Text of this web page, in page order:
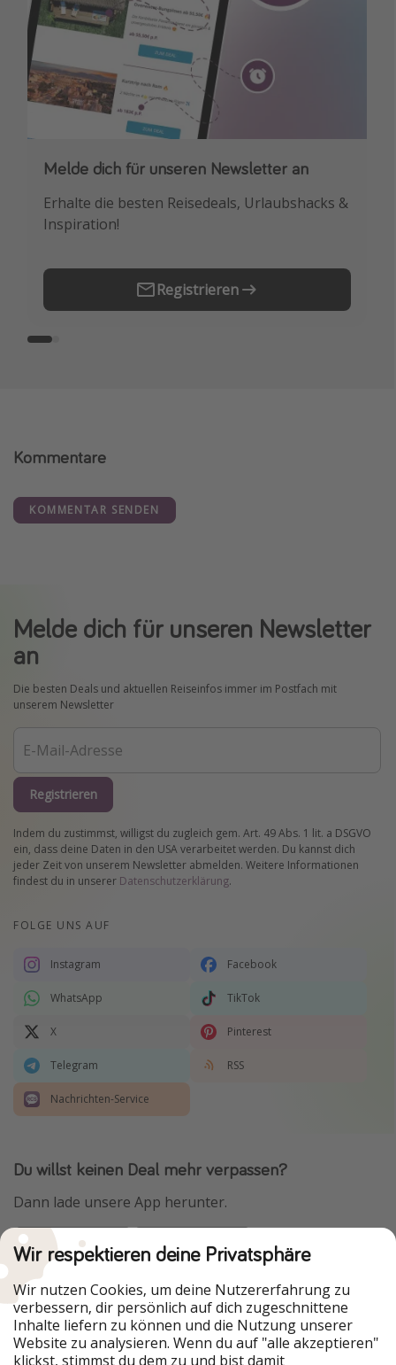
Melde dich für unseren Newsletter an
Erhalte die besten Reisedeals, Urlaubshacks &
Inspiration!
Registrieren
Downloade unsere App
Buche die besten Reiseschnäppchen als
Erstes.
Kommentare
KOMMENTAR SENDEN
Melde dich für unseren Newsletter
an
Die besten Deals und aktuellen Reiseinfos immer im Postfach mit
unserem Newsletter
Registrieren
Indem du zustimmst, willigst du zugleich gem. Art. 49 Abs. 1 lit. a DSGVO
ein, dass deine Daten in den USA verarbeitet werden. Du kannst dich
jeder Zeit von unserem Newsletter abmelden. Weitere Informationen
findest du in unserer Datenschutzerklärung.
FOLGE UNS AUF
Instagram Facebook
WhatsApp TikTok
X Pinterest
Telegram RSS
Nachrichten-Service
Du willst keinen Deal mehr verpassen?
Dann lade unsere App herunter.
Urlaubspiraten ist Teil der HolidayPirates Group
Unsere Märkte
PiratinViaggio
HolidayPirates
Wir respektieren deine Privatsphäre
Wir nutzen Cookies, um deine Nutzererfahrung zu
verbessern, dir persönlich auf dich zugeschnittene
Inhalte liefern zu können und die Nutzung unserer
Website zu analysieren. Wenn du auf "alle akzeptieren"
klickst, stimmst du dem zu und bist damit